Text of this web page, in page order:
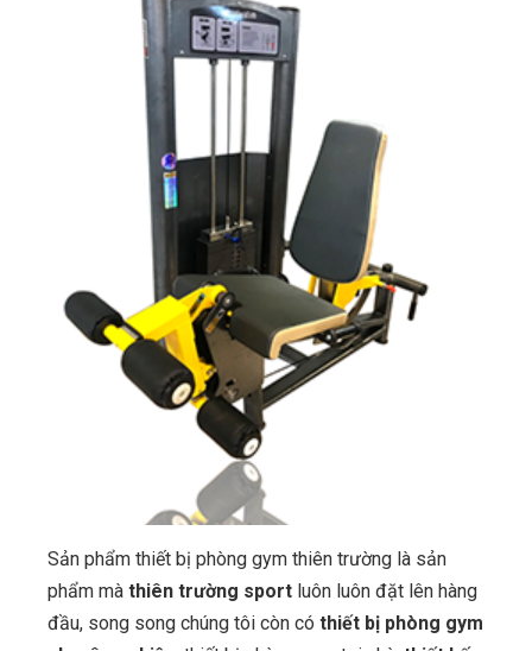
Sản phẩm thiết bị phòng gym thiên trường là sản
phẩm mà thiên trường sport luôn luôn đặt lên hàng
đầu, song song chúng tôi còn có thiết bị phòng gym